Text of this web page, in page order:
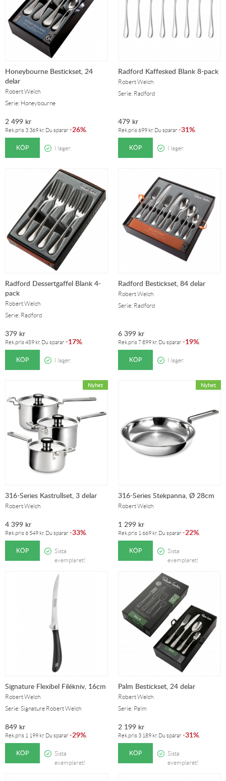
Honeybourne Bestickset, 24
delar
Robert Welch
Serie: Honeybourne
2 499 kr
Rek.pris 3 369 kr. Du sparar -26%.
KÖP I lager.
Radford Kaffesked Blank 8-pack
Robert Welch
Serie: Radford
479 kr
Rek.pris 699 kr. Du sparar -31%.
KÖP I lager.
Radford Dessertgaffel Blank 4-
pack
Robert Welch
Serie: Radford
379 kr
Rek.pris 459 kr. Du sparar -17%.
KÖP I lager.
Radford Bestickset, 84 delar
Robert Welch
Serie: Radford
6 399 kr
Rek.pris 7 899 kr. Du sparar -19%.
KÖP I lager.
316-Series Kastrullset, 3 delar
Robert Welch
4 399 kr
Rek.pris 6 549 kr. Du sparar -33%.
KÖP
Sista
exemplaret!
316-Series Stekpanna, Ø 28cm
Robert Welch
1 299 kr
Rek.pris 1 669 kr. Du sparar -22%.
KÖP
Sista
exemplaret!
Signature Flexibel Filékniv, 16cm
Robert Welch
Serie: Signature Robert Welch
849 kr
Rek.pris 1 199 kr. Du sparar -29%.
KÖP
Sista
exemplaret!
Palm Bestickset, 24 delar
Robert Welch
Serie: Palm
2 199 kr
Rek.pris 3 189 kr. Du sparar -31%.
KÖP
Sista
exemplaret!